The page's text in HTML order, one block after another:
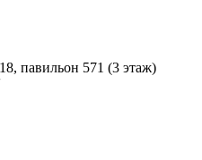
павильон 571 (3 этаж)